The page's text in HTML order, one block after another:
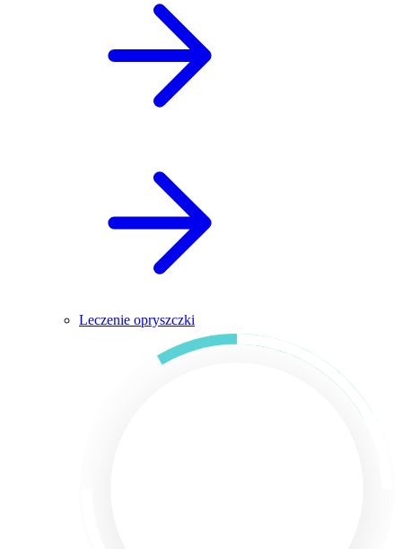
Leczenie opryszczki